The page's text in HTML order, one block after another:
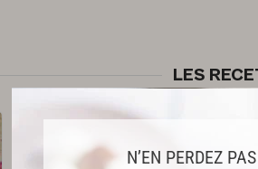
N’EN PERDEZ
LES